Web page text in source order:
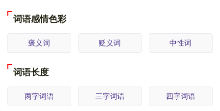
词语感情色彩
褒义词 贬义词 中性词
词语长度
两字词语 三字词语 四字词语